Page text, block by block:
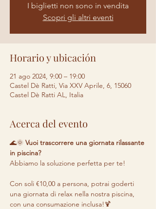
I biglietti non sono in vendita
Scopri gli altri eventi
Horario y ubicación
21 ago 2024, 9:00 – 19:00
Castel Dè Ratti, Via XXV Aprile, 6, 15060
Castel Dè Ratti AL, Italia
Acerca del evento
🌊🌞 Vuoi trascorrere una giornata rilassante
in piscina?
Abbiamo la soluzione perfetta per te!
Con soli €10,00 a persona, potrai goderti
una giornata di relax nella nostra piscina,
con una consumazione inclusa!🍹